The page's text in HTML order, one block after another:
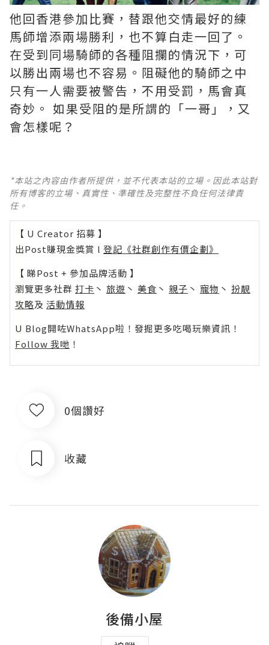
他回香港參加比賽，替跟他交情最好的練
馬師增添兩場勝利，也不算白走一回了。
在受到同場騎師的各種阻攔的情況下，可
以勝出兩場也不容易。阻礙他的騎師之中
只有一人需要被警告，不用受罰，馬會真
奇妙。 ​​​如果受阻的是所謂的「一哥」，又
會怎樣呢？
*本站之內容由作者所提供，並不代表本站的立場。因此本站對
所有博客的立場、真實性、準確性及完整性不負任何法律責
任。
【 U Creator 招募 】
出Post賺現金獎賞 l 登記《社群創作有價企劃》
【 睇Post + 參加品牌活動 】
瀏覽更多社群 打卡 丶 旅遊 丶 美食 丶 親子 丶 寵物 丶 扮靚
攻略及 活動情報
U Blog開咗WhatsApp啦！發掘更多吃喝玩樂資訊！
Follow 我哋 ！
0個讚好
收藏
後備小屋